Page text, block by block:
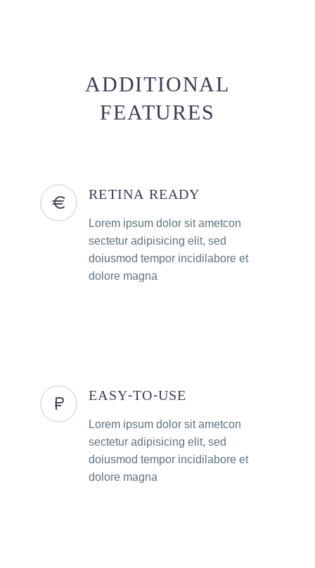
ADDITIONAL
FEATURES
RETINA READY
Lorem ipsum dolor sit ametcon
sectetur adipisicing elit, sed
doiusmod tempor incidilabore et
dolore magna
EASY-TO-USE
Lorem ipsum dolor sit ametcon
sectetur adipisicing elit, sed
doiusmod tempor incidilabore et
dolore magna